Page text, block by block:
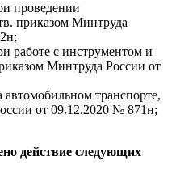
проведении
приказом Минтруда
работе с инструментом и
Минтруда России от
транспорте,
от 09.12.2020 № 871н;
действие следующих